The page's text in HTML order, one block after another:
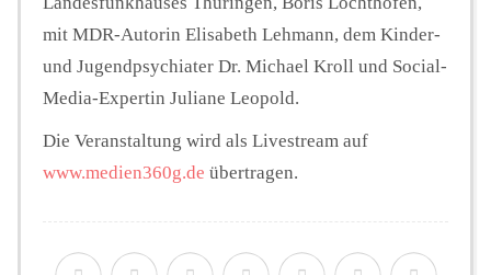
mit MDR-Autorin Elisabeth Lehmann, dem Kinder-
und Jugendpsychiater Dr. Michael Kroll und Social-
Media-Expertin Juliane Leopold.
Die Veranstaltung wird als Livestream auf
www.medien360g.de übertragen.